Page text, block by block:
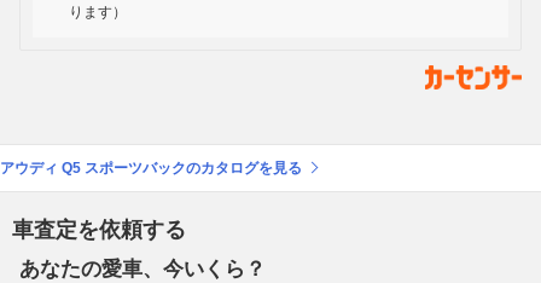
ります）
アウディ Q5 スポーツバックのカタログを見る
車査定を依頼する
あなたの愛車、今いくら？